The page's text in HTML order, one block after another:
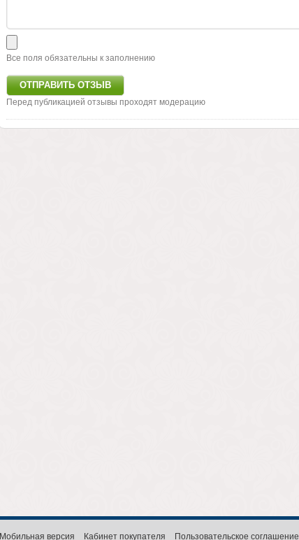
Все поля обязательны к заполнению
Перед публикацией отзывы проходят модерацию
Мобильная версия Кабинет покупателя Пользовательское соглашение